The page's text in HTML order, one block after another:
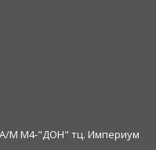
А/М М4-"ДОН" тц. Империум